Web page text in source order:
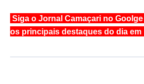
Siga o Jornal Camaçari no
os principais destaques do dia